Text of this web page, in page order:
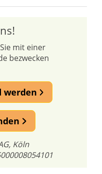
mit einer
bezwecken
werden
Köln